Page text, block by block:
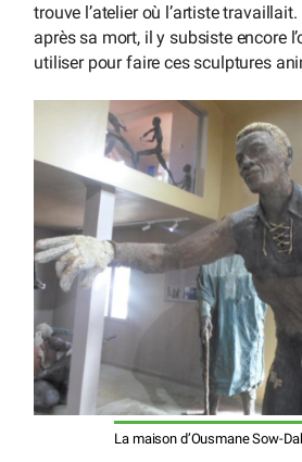
trouve l’atelier où l’artiste travaillait.
après sa mort, il y subsiste encore
utiliser pour faire ces sculptures
La maison d’Ousmane Sow-